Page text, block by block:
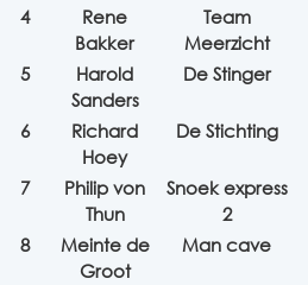
4
Rene
Bakker
Team
Meerzicht
5
Harold
Sanders
De Stinger
6
Richard
Hoey
De Stichting
7
Philip von
Thun
Snoek express
2
8
Meinte de
Groot
Man cave